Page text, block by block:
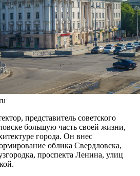
представитель советского
большую часть своей жизни,
города. Он внес
облика Свердловска,
проспекта Ленина, улиц